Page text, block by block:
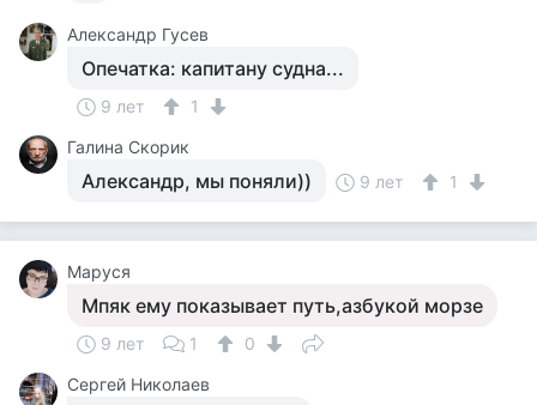
Александр Гусев
Опечатка: капитану судна...
9 лет
1
Галина Скорик
Александр, мы поняли)) 9 лет 1
Маруся
Мпяк ему показывает путь,азбукой морзе
9 лет 1
0
Сергей Николаев